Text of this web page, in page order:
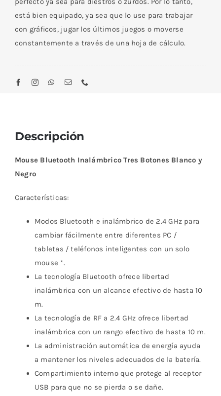
está bien equipado, ya sea que lo use para trabajar
con gráficos, jugar los últimos juegos o moverse
constantemente a través de una hoja de cálculo.
Descripción
Mouse Bluetooth Inalámbrico Tres Botones Blanco y
Negro
Características:
Modos Bluetooth e inalámbrico de 2.4 GHz para
cambiar fácilmente entre diferentes PC /
tabletas / teléfonos inteligentes con un solo
mouse *.
La tecnología Bluetooth ofrece libertad
inalámbrica con un alcance efectivo de hasta 10
m.
La tecnología de RF a 2.4 GHz ofrece libertad
inalámbrica con un rango efectivo de hasta 10 m.
La administración automática de energía ayuda
a mantener los niveles adecuados de la batería.
Compartimiento interno que protege al receptor
USB para que no se pierda o se dañe.